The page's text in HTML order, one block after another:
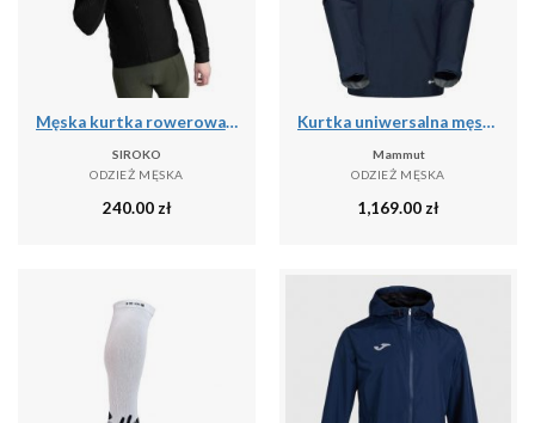
Męska kurtka rowerowa softshell Kolarstwo Siroko J1 Furkapass
SIROKO
ODZIEŻ MĘSKA
240.00zł
Kurtka uniwersalna męska Mammut Treeline Light Hs
Mammut
ODZIEŻ MĘSKA
1,169.00zł